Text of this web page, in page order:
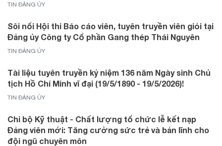
TIN ĐẢNG ỦY
Sôi nổi Hội thi Báo cáo viên, tuyên truyền viên giỏi tại
Đảng ủy Công ty Cổ phần Gang thép Thái Nguyên
TIN ĐẢNG ỦY
Tài liệu tuyên truyền kỷ niệm 136 năm Ngày sinh Chủ
tịch Hồ Chí Minh vĩ đại (19/5/1890 - 19/5/2026)!
TIN ĐẢNG ỦY
Chi bộ Kỹ thuật - Chất lượng tổ chức lễ kết nạp
Đảng viên mới: Tăng cường sức trẻ và bản lĩnh cho
đội ngũ chuyên môn